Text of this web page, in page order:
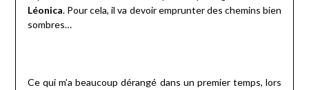
Léonica. Pour cela, il va devoir emprunter des chemins bien
sombres…
Ce qui m’a beaucoup dérangé dans un premier temps, lors